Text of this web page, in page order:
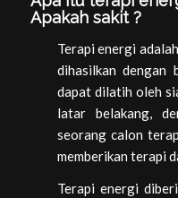
Apakah sakit ?
Terapi energi
dihasilkan
dapat dilatih oleh
latar belakang,
seorang calon
memberikan terapi
Terapi energi